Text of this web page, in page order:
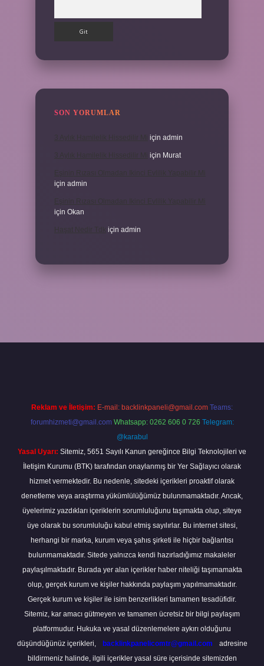
SON YORUMLAR
için admin
için Murat
için admin
için Okan
için admin
Reklam ve İletişim: E-mail: backlinkpaneli@gmail.com Teams:
forumhizmeti@gmail.com Whatsapp: 0262 606 0 726 Telegram:
@karabul
Yasal Uyarı: Sitemiz, 5651 Sayılı Kanun gereğince Bilgi Teknolojileri ve
İletişim Kurumu (BTK) tarafından onaylanmış bir Yer Sağlayıcı olarak
hizmet vermektedir. Bu nedenle, sitedeki içerikleri proaktif olarak
denetleme veya araştırma yükümlülüğümüz bulunmamaktadır. Ancak,
üyelerimiz yazdıkları içeriklerin sorumluluğunu taşımakta olup, siteye
üye olarak bu sorumluluğu kabul etmiş sayılırlar. Bu internet sitesi,
herhangi bir marka, kurum veya şahıs şirketi ile hiçbir bağlantısı
bulunmamaktadır. Sitede yalnızca kendi hazırladığımız makaleler
paylaşılmaktadır. Burada yer alan içerikler haber niteliği taşımamakta
olup, gerçek kurum ve kişiler hakkında paylaşım yapılmamaktadır.
Gerçek kurum ve kişiler ile isim benzerlikleri tamamen tesadüfidir.
Sitemiz, kar amacı gütmeyen ve tamamen ücretsiz bir bilgi paylaşım
platformudur. Hukuka ve yasal düzenlemelere aykırı olduğunu
düşündüğünüz içerikleri,
backlinkpanelicomtr@gmail.com
adresine
bildirmeniz halinde, ilgili içerikler yasal süre içerisinde sitemizden